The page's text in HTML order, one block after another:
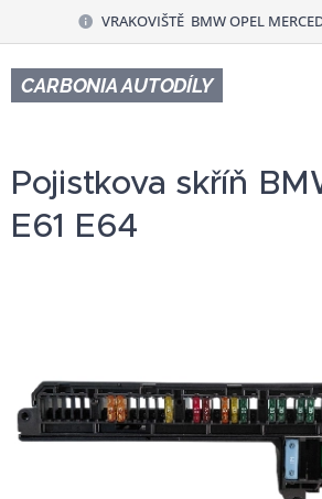
VRAKOVIŠTĚ BMW OPEL
CARBONIA AUTODÍLY
Pojistkova skříň
E61 E64